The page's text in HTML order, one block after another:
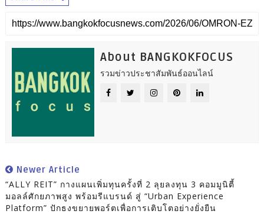
About BANGKOKFOCUS
รวมข่าวประชาสัมพันธ์ออนไลน์
Newer Article
“ALLY REIT” กางแผนเพิ่มทุนครั้งที่ 2 ลุยลงทุน 3 คอมมูนิตี้
มอลล์ศักยภาพสูง พร้อมรีแบรนด์ สู่ “Urban Experience
Platform” ปักธงขยายพอร์ตเพื่อการเติบโตอย่างยั่งยืน